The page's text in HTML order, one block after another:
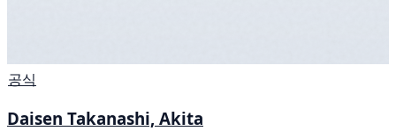
공식
Daisen Takanashi, Akita